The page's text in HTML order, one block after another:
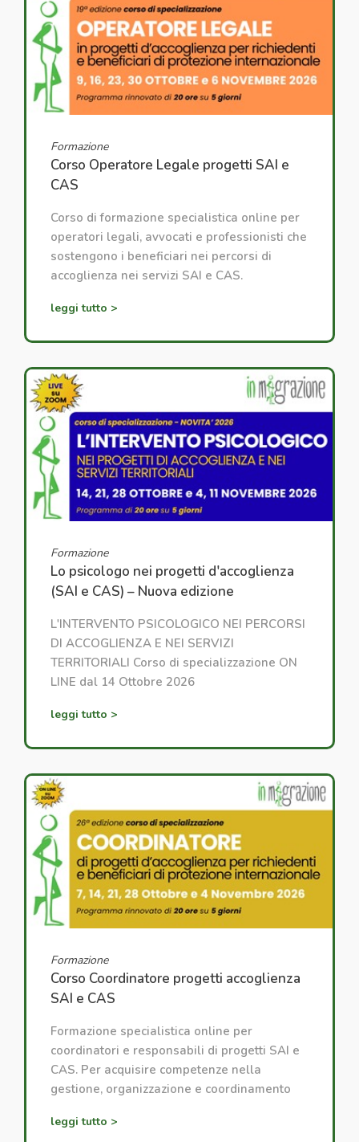
Formazione
Corso Operatore Legale progetti SAI e
CAS
Corso di formazione specialistica online per
operatori legali, avvocati e professionisti che
sostengono i beneficiari nei percorsi di
accoglienza nei servizi SAI e CAS.
leggi tutto >
Formazione
Lo psicologo nei progetti d'accoglienza
(SAI e CAS) – Nuova edizione
L'INTERVENTO PSICOLOGICO NEI PERCORSI
DI ACCOGLIENZA E NEI SERVIZI
TERRITORIALI Corso di specializzazione ON
LINE dal 14 Ottobre 2026
leggi tutto >
Formazione
Corso Coordinatore progetti accoglienza
SAI e CAS
Formazione specialistica online per
coordinatori e responsabili di progetti SAI e
CAS. Per acquisire competenze nella
gestione, organizzazione e coordinamento
leggi tutto >